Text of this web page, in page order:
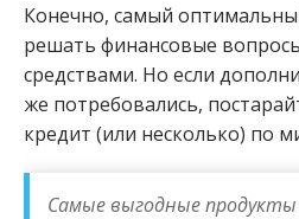
Конечно, самый
решать финансовые
средствами. Но если
же потребовались,
кредит (или несколько) по
Самые выгодные